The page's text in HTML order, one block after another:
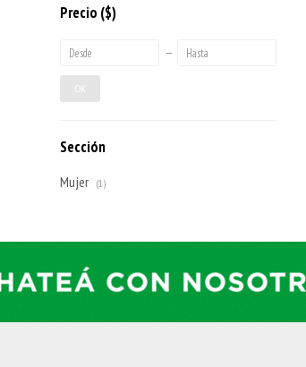
Precio ($)
OK
Sección
Mujer (1)